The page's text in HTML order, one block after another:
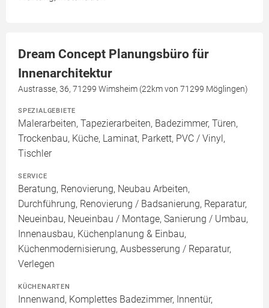
Dream Concept Planungsbüro für
Innenarchitektur
Austrasse, 36, 71299 Wimsheim (22km von 71299 Möglingen)
SPEZIALGEBIETE
Malerarbeiten, Tapezierarbeiten, Badezimmer, Türen,
Trockenbau, Küche, Laminat, Parkett, PVC / Vinyl,
Tischler
SERVICE
Beratung, Renovierung, Neubau Arbeiten,
Durchführung, Renovierung / Badsanierung, Reparatur,
Neueinbau, Neueinbau / Montage, Sanierung / Umbau,
Innenausbau, Küchenplanung & Einbau,
Küchenmodernisierung, Ausbesserung / Reparatur,
Verlegen
KÜCHENARTEN
Innenwand, Komplettes Badezimmer, Innentür,